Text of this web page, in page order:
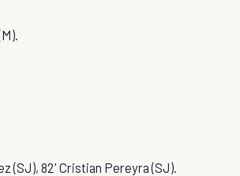
(SJ), 82' Cristian Pereyra (SJ).